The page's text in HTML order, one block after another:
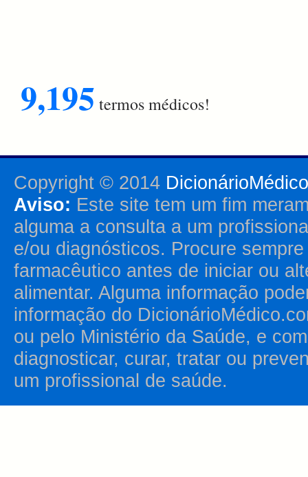
9,195 termos médicos!
Copyright © 2014
Aviso: Este site tem um fim
alguma a consulta a um
e/ou diagnósticos. Procure
farmacêutico antes de iniciar ou
alimentar. Alguma informação
informação do
ou pelo Ministério da Saúde, e
diagnosticar, curar, tratar ou
um profissional de saúde.